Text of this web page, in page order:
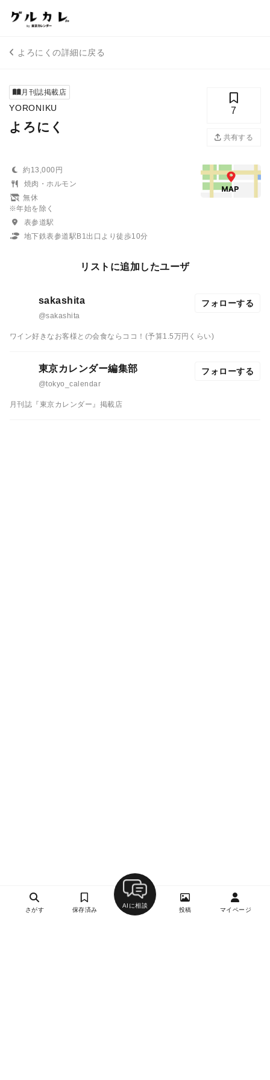
よろにくの詳細に戻る
月刊誌掲載店
YORONIKU
よろにく
7
共有する
約13,000円
焼肉・ホルモン
無休
※年始を除く
表参道駅
地下鉄表参道駅B1出口より徒歩10分
リストに追加したユーザ
sakashita
@sakashita
フォローする
ワイン好きなお客様との会食ならココ！(予算1.5万円くらい)
東京カレンダー編集部
@tokyo_calendar
フォローする
月刊誌『東京カレンダー』掲載店
さがす 保存済み
AIに相談
投稿 マイページ